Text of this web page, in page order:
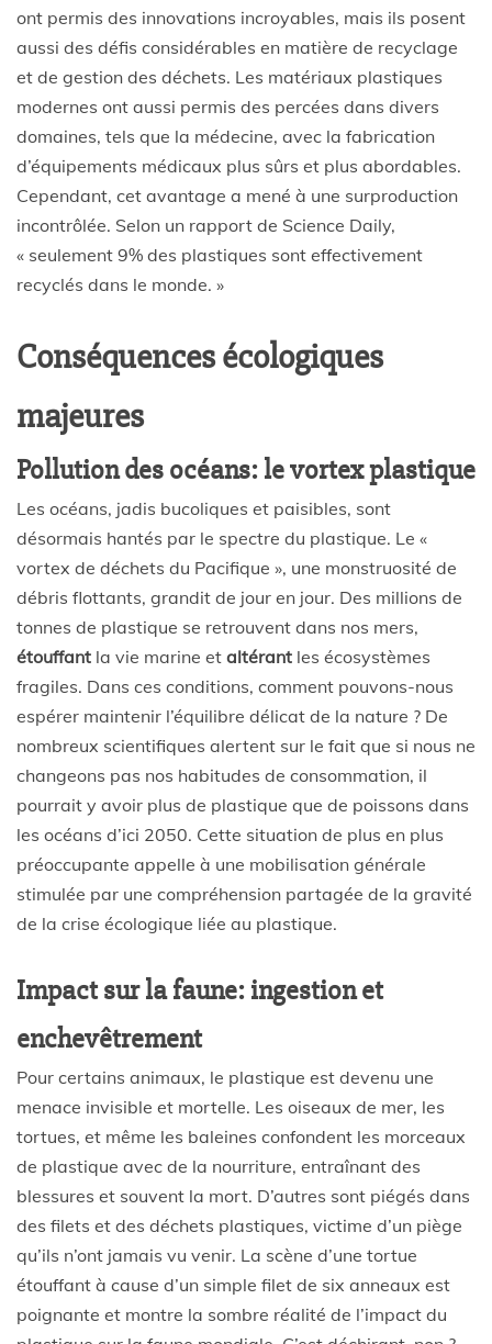
ont permis des innovations incroyables, mais ils posent
aussi des défis considérables en matière de recyclage
et de gestion des déchets. Les matériaux plastiques
modernes ont aussi permis des percées dans divers
domaines, tels que la médecine, avec la fabrication
d’équipements médicaux plus sûrs et plus abordables.
Cependant, cet avantage a mené à une surproduction
incontrôlée. Selon un rapport de Science Daily,
« seulement 9% des plastiques sont effectivement
recyclés dans le monde. »
Conséquences écologiques
majeures
Pollution des océans: le vortex plastique
Les océans, jadis bucoliques et paisibles, sont
désormais hantés par le spectre du plastique. Le «
vortex de déchets du Pacifique », une monstruosité de
débris flottants, grandit de jour en jour. Des millions de
tonnes de plastique se retrouvent dans nos mers,
étouffant la vie marine et altérant les écosystèmes
fragiles. Dans ces conditions, comment pouvons-nous
espérer maintenir l’équilibre délicat de la nature ? De
nombreux scientifiques alertent sur le fait que si nous ne
changeons pas nos habitudes de consommation, il
pourrait y avoir plus de plastique que de poissons dans
les océans d’ici 2050. Cette situation de plus en plus
préoccupante appelle à une mobilisation générale
stimulée par une compréhension partagée de la gravité
de la crise écologique liée au plastique.
Impact sur la faune: ingestion et
enchevêtrement
Pour certains animaux, le plastique est devenu une
menace invisible et mortelle. Les oiseaux de mer, les
tortues, et même les baleines confondent les morceaux
de plastique avec de la nourriture, entraînant des
blessures et souvent la mort. D’autres sont piégés dans
des filets et des déchets plastiques, victime d’un piège
qu’ils n’ont jamais vu venir. La scène d’une tortue
étouffant à cause d’un simple filet de six anneaux est
poignante et montre la sombre réalité de l’impact du